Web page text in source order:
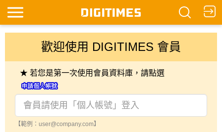
歡迎使用 DIGITIMES 會員
★ 若您是第一次使用會員資料庫，請點選
【範例：user@company.com】